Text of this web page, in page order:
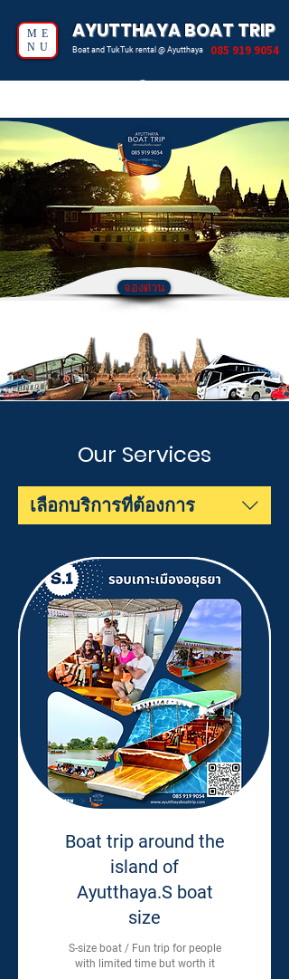
ME
NU
AYUTTHAYA BOAT TRIP
Boat and TukTuk rental @ Ayutthaya 085 919 9054
จองด่วน
Our Services
เลือกบริการที่ต้องการ
Boat trip around the
island of
Ayutthaya.S boat
size
S-size boat / Fun trip for people
with limited time but worth it